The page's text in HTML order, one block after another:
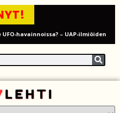
havainnoissa? – UAP-ilmiöiden
Ikääntyvien
arki ja haasteet
öljytankkerin Englannin